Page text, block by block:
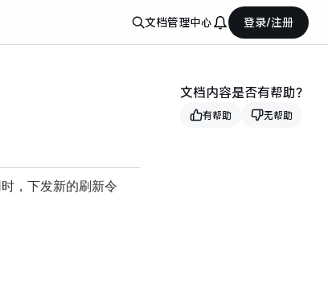
文档管理中心 登录/注册
，下发新的刷新令
文档内容是否有帮助？
有帮助 无帮助